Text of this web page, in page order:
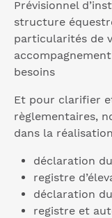
Prévisionnel
structure
particularités de
besoins
Et pour clarifier
règlementaires,
dans la
déclaration
registre
déclaration
registre et